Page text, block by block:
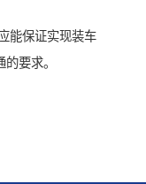
能保证实现装车
要求。